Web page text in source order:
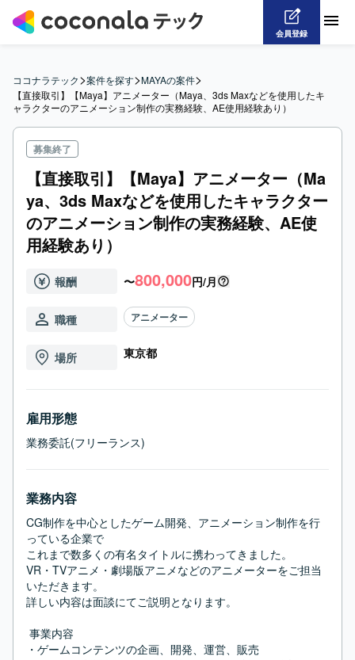
会員登録
ココナラテック>案件を探す>MAYAの案件>
【直接取引】【Maya】アニメーター（Maya、3ds Maxなどを使用したキ
ャラクターのアニメーション制作の実務経験、AE使用経験あり）
募集終了
【直接取引】【Maya】アニメーター（Ma
ya、3ds Maxなどを使用したキャラクター
のアニメーション制作の実務経験、AE使
用経験あり）
報酬 〜800,000円/月
職種 アニメーター
場所 東京都
雇用形態
業務委託(フリーランス)
業務内容
CG制作を中心としたゲーム開発、アニメーション制作を行
っている企業で
これまで数多くの有名タイトルに携わってきました。
VR・TVアニメ・劇場版アニメなどのアニメーターをご担当
いただきます。
詳しい内容は面談にてご説明となります。
・ゲームコンテンツの企画、開発、運営、販売